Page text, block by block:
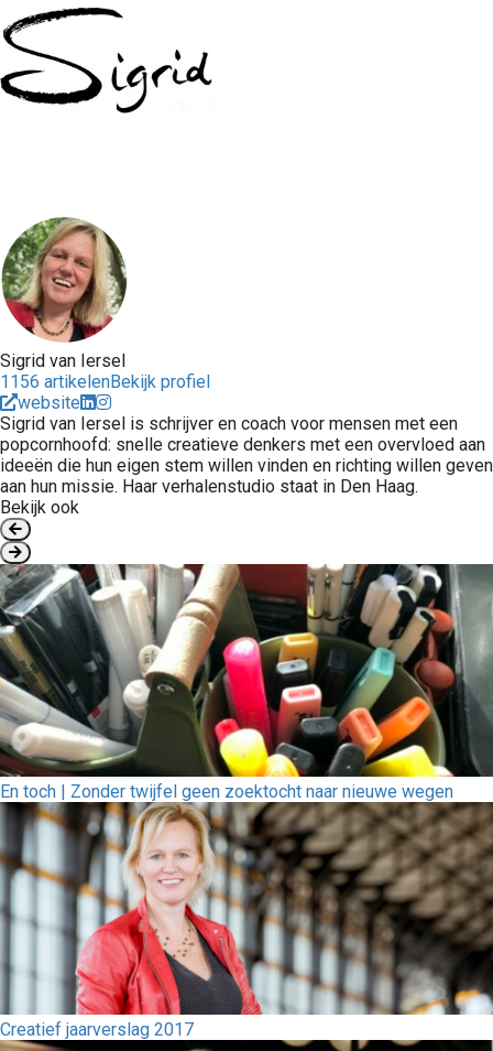
Sigrid van Iersel
1156 artikelenBekijk profiel
website
Sigrid van Iersel is schrijver en coach voor mensen met een
popcornhoofd: snelle creatieve denkers met een overvloed aan
ideeën die hun eigen stem willen vinden en richting willen geven
aan hun missie. Haar verhalenstudio staat in Den Haag.
Bekijk ook
En toch | Zonder twijfel geen zoektocht naar nieuwe wegen
Creatief jaarverslag 2017